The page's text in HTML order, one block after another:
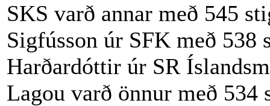
SKS varð annar með 545
Sigfússon úr SFK með
Harðardóttir úr SR
Lagou varð önnur með